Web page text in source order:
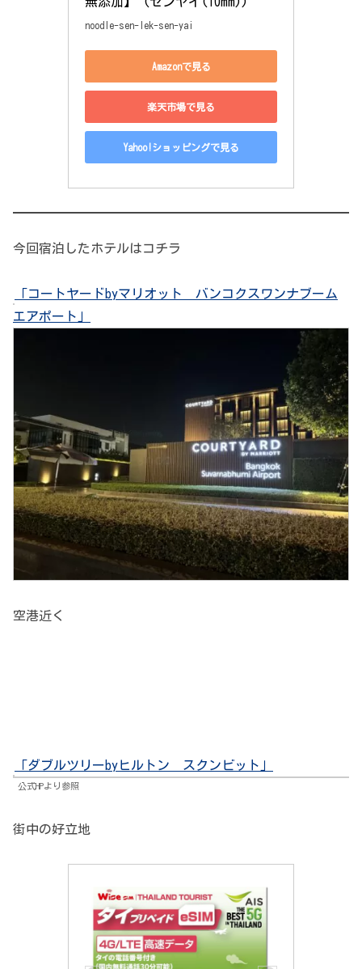
noodle-sen-lek-sen-yai
Amazonで見る
楽天市場で見る
Yahoo!ショッピングで見る
今回宿泊したホテルはコチラ
「コートヤードbyマリオット バンコクスワンナブーム
エアポート」
空港近く
「ダブルツリーbyヒルトン スクンビット」
公式HPより参照
街中の好立地